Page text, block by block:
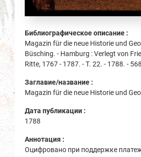
Библиографическое описание :
Magazin für die neue Historie und
Büsching. - Hamburg : Verlegt von
Ritte, 1767 - 1787. - Т. 22. - 1788. -
Заглавие/название :
Magazin für die neue Historie und
Дата публикации :
1788
Аннотация :
Оцифровано при поддержке